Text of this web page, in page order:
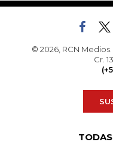
© 2026, RCN
Cr.